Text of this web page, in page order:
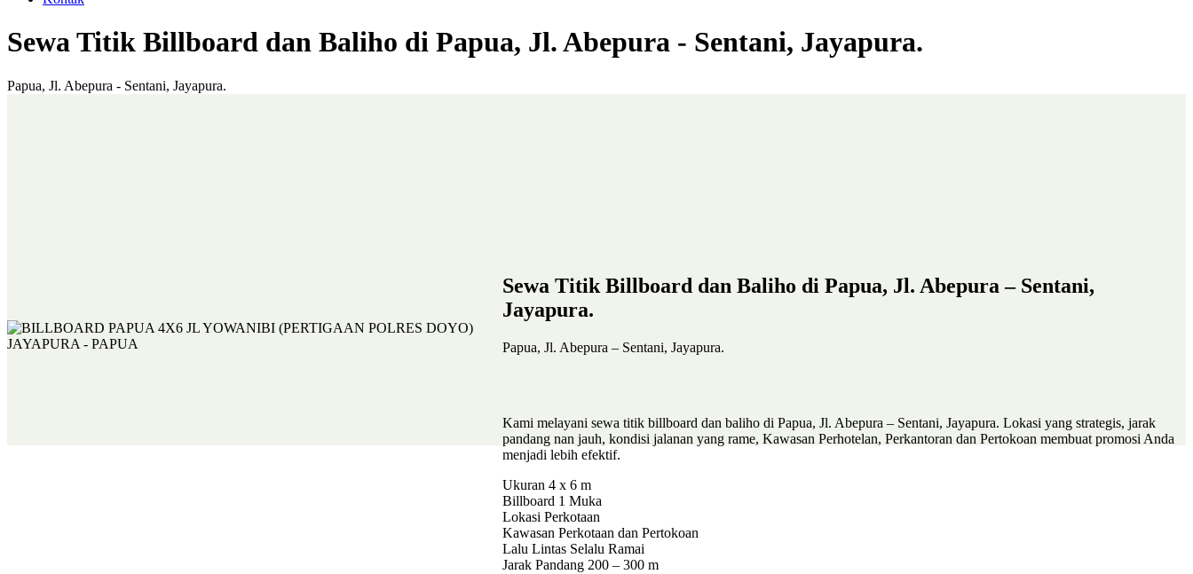
Sewa Titik Billboard dan Baliho di Papua, Jl. Abepura - Sentani, Jayapura.
Papua, Jl. Abepura - Sentani, Jayapura.
Sewa Titik Billboard dan Baliho di Papua, Jl. Abepura – Sentani,
Jayapura.
Papua, Jl. Abepura – Sentani, Jayapura.
Kami melayani sewa titik billboard dan baliho di Papua, Jl. Abepura – Sentani, Jayapura. Lokasi yang strategis, jarak
pandang nan jauh, kondisi jalanan yang rame, Kawasan Perhotelan, Perkantoran dan Pertokoan membuat promosi Anda
menjadi lebih efektif.
Ukuran 4 x 6 m
Billboard 1 Muka
Lokasi Perkotaan
Kawasan Perkotaan dan Pertokoan
Lalu Lintas Selalu Ramai
Jarak Pandang 200 – 300 m